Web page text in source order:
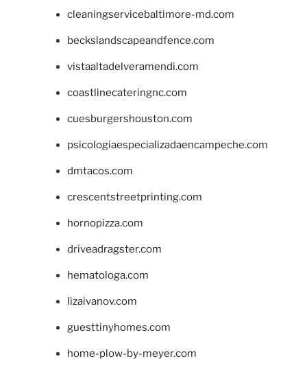
cleaningservicebaltimore-md.com
beckslandscapeandfence.com
vistaaltadelveramendi.com
coastlinecateringnc.com
cuesburgershouston.com
psicologiaespecializadaencampeche.com
dmtacos.com
crescentstreetprinting.com
hornopizza.com
driveadragster.com
hematologa.com
lizaivanov.com
guesttinyhomes.com
home-plow-by-meyer.com